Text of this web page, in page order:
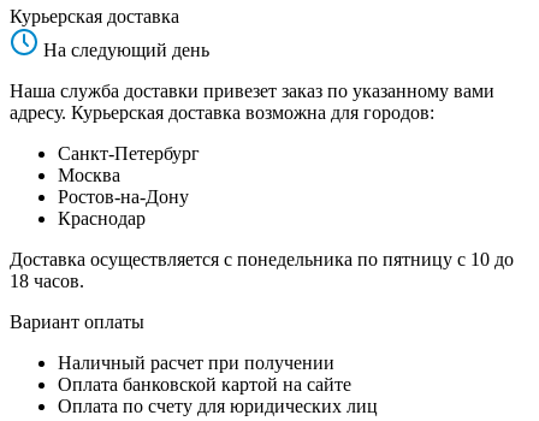
Курьерская доставка
На следующий день
Наша служба доставки привезет заказ по указанному вами
адресу. Курьерская доставка возможна для городов:
Санкт-Петербург
Москва
Ростов-на-Дону
Краснодар
Доставка осуществляется с понедельника по пятницу с 10 до
18 часов.
Вариант оплаты
Наличный расчет при получении
Оплата банковской картой на сайте
Оплата по счету для юридических лиц